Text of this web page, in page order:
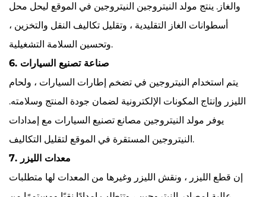
والغاز. ينتج مولد النيتروجين النيتروجين في الموقع ليحل محل
أسطوانات الغاز التقليدية ، وتقليل تكاليف النقل والتخزين ،
وتحسين السلامة التشغيلية.
6. صناعة تصنيع السيارات
يتم استخدام النيتروجين في تضخم إطارات السيارات ، ولحام
الليزر وإنتاج المكونات الإلكترونية لضمان جودة المنتج وسلامته.
يوفر مولد النيتروجين مصانع تصنيع السيارات مع إمدادات
النيتروجين المستقرة في الموقع لتقليل التكاليف.
7. معدات الليزر
إن قطع الليزر ، ونقش الليزر وغيرها من المعدات لها متطلبات